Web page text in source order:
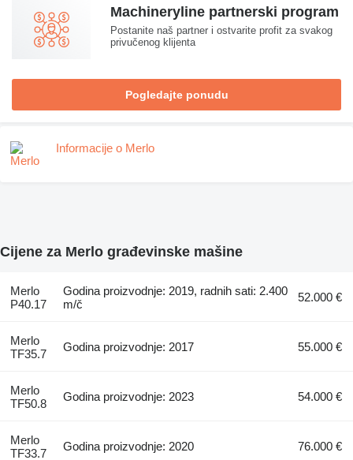
Machineryline partnerski program
Postanite naš partner i ostvarite profit za svakog
privučenog klijenta
Pogledajte ponudu
Informacije o Merlo
Cijene za Merlo građevinske mašine
Merlo
P40.17
Godina proizvodnje: 2019, radnih sati: 2.400
m/č
52.000 €
Merlo
TF35.7
Godina proizvodnje: 2017 55.000 €
Merlo
TF50.8
Godina proizvodnje: 2023 54.000 €
Merlo
TF33.7
Godina proizvodnje: 2020 76.000 €